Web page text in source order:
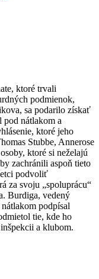
ktoré trvali
podmienok,
sa podarilo získať
pod nátlakom a
ktoré jeho
Stubbe, Annerose
ktoré si neželajú
zachránili aspoň tieto
podvoliť
za svoju „spoluprácu“
Burdiga, vedený
podpísal
tie, kde ho
a klubom.